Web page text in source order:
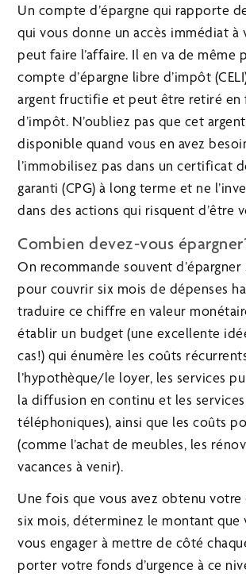
Un compte d’épargne qui rapporte
qui vous donne un accès immédiat à
peut faire l’affaire. Il en va de même
compte d’épargne libre d’impôt
argent fructifie et peut être retiré en
d’impôt. N’oubliez pas que cet
disponible quand vous en avez
l’immobilisez pas dans un certificat
garanti (CPG) à long terme et ne
dans des actions qui risquent d’être
Combien devez-vous
On recommande souvent
pour couvrir six mois de dépenses
traduire ce chiffre en valeur
établir un budget (une excellente
cas!) qui énumère les coûts
l’hypothèque/le loyer, les services
la diffusion en continu et les services
téléphoniques), ainsi que les coûts
(comme l’achat de meubles, les
vacances à venir).
Une fois que vous avez obtenu
six mois, déterminez le montant que
vous engager à mettre de côté
porter votre fonds d’urgence à ce